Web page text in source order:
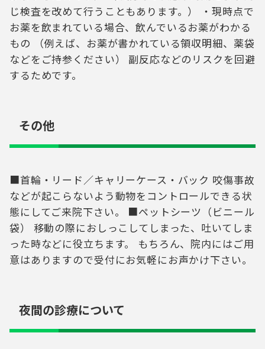
じ検査を改めて行うこともあります。） ・現時点で
お薬を飲まれている場合、飲んでいるお薬がわかる
もの （例えば、お薬が書かれている領収明細、薬袋
などをご持参ください） 副反応などのリスクを回避
するためです。
その他
■首輪・リード／キャリーケース・バック 咬傷事故
などが起こらないよう動物をコントロールできる状
態にしてご来院下さい。 ■ペットシーツ（ビニール
袋） 移動の際におしっこしてしまった、吐いてしま
った時などに役立ちます。 もちろん、院内にはご用
意はありますので受付にお気軽にお声かけ下さい。
夜間の診療について